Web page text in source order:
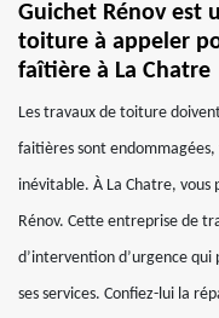
Guichet Rénov est
toiture à appeler
faîtière à La Chatre
Les travaux de toiture
faitières sont
inévitable. À La Chatre,
Rénov. Cette entreprise de
d’intervention d’urgence qui
ses services. Confiez-lui la